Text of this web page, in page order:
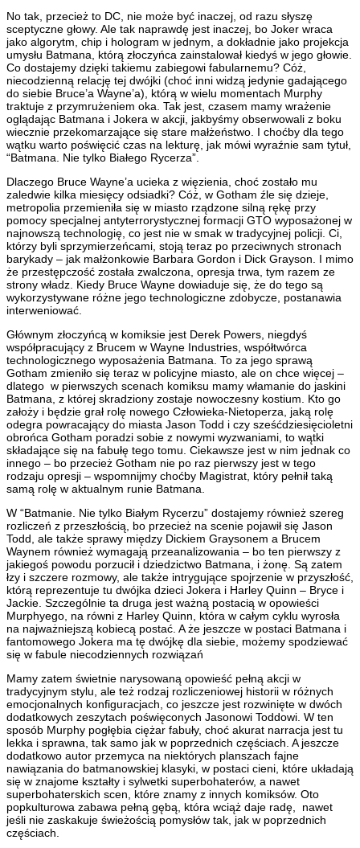
No tak, przecież to DC, nie może być inaczej, od razu słyszę
sceptyczne głowy. Ale tak naprawdę jest inaczej, bo Joker wraca
jako algorytm, chip i hologram w jednym, a dokładnie jako projekcja
umysłu Batmana, którą złoczyńca zainstalował kiedyś w jego głowie.
Co dostajemy dzięki takiemu zabiegowi fabularnemu? Cóż,
niecodzienną relację tej dwójki (choć inni widzą jedynie gadającego
do siebie Bruce’a Wayne’a), którą w wielu momentach Murphy
traktuje z przymrużeniem oka. Tak jest, czasem mamy wrażenie
oglądając Batmana i Jokera w akcji, jakbyśmy obserwowali z boku
wiecznie przekomarzające się stare małżeństwo. I choćby dla tego
wątku warto poświęcić czas na lekturę, jak mówi wyraźnie sam tytuł,
“Batmana. Nie tylko Białego Rycerza”.
Dlaczego Bruce Wayne’a ucieka z więzienia, choć zostało mu
zaledwie kilka miesięcy odsiadki? Cóż, w Gotham źle się dzieje,
metropolia przemieniła się w miasto rządzone silną rękę przy
pomocy specjalnej antyterrorystycznej formacji GTO wyposażonej w
najnowszą technologię, co jest nie w smak w tradycyjnej policji. Ci,
którzy byli sprzymierzeńcami, stoją teraz po przeciwnych stronach
barykady – jak małżonkowie Barbara Gordon i Dick Grayson. I mimo
że przestępczość została zwalczona, opresja trwa, tym razem ze
strony władz. Kiedy Bruce Wayne dowiaduje się, że do tego są
wykorzystywane różne jego technologiczne zdobycze, postanawia
interweniować.
Głównym złoczyńcą w komiksie jest Derek Powers, niegdyś
współpracujący z Brucem w Wayne Industries, współtwórca
technologicznego wyposażenia Batmana. To za jego sprawą
Gotham zmieniło się teraz w policyjne miasto, ale on chce więcej –
dlatego w pierwszych scenach komiksu mamy włamanie do jaskini
Batmana, z której skradziony zostaje nowoczesny kostium. Kto go
założy i będzie grał rolę nowego Człowieka-Nietoperza, jaką rolę
odegra powracający do miasta Jason Todd i czy sześćdziesięcioletni
obrońca Gotham poradzi sobie z nowymi wyzwaniami, to wątki
składające się na fabułę tego tomu. Ciekawsze jest w nim jednak co
innego – bo przecież Gotham nie po raz pierwszy jest w tego
rodzaju opresji – wspomnijmy choćby Magistrat, który pełnił taką
samą rolę w aktualnym runie Batmana.
W “Batmanie. Nie tylko Białym Rycerzu” dostajemy również szereg
rozliczeń z przeszłością, bo przecież na scenie pojawił się Jason
Todd, ale także sprawy między Dickiem Graysonem a Brucem
Waynem również wymagają przeanalizowania – bo ten pierwszy z
jakiegoś powodu porzucił i dziedzictwo Batmana, i żonę. Są zatem
łzy i szczere rozmowy, ale także intrygujące spojrzenie w przyszłość,
którą reprezentuje tu dwójka dzieci Jokera i Harley Quinn – Bryce i
Jackie. Szczególnie ta druga jest ważną postacią w opowieści
Murphyego, na równi z Harley Quinn, która w całym cyklu wyrosła
na najważniejszą kobiecą postać. A że jeszcze w postaci Batmana i
fantomowego Jokera ma tę dwójkę dla siebie, możemy spodziewać
się w fabule niecodziennych rozwiązań
Mamy zatem świetnie narysowaną opowieść pełną akcji w
tradycyjnym stylu, ale też rodzaj rozliczeniowej historii w różnych
emocjonalnych konfiguracjach, co jeszcze jest rozwinięte w dwóch
dodatkowych zeszytach poświęconych Jasonowi Toddowi. W ten
sposób Murphy pogłębia ciężar fabuły, choć akurat narracja jest tu
lekka i sprawna, tak samo jak w poprzednich częściach. A jeszcze
dodatkowo autor przemyca na niektórych planszach fajne
nawiązania do batmanowskiej klasyki, w postaci cieni, które układają
się w znajome kształty i sylwetki superbohaterów, a nawet
superbohaterskich scen, które znamy z innych komiksów. Oto
popkulturowa zabawa pełną gębą, która wciąż daje radę, nawet
jeśli nie zaskakuje świeżością pomysłów tak, jak w poprzednich
częściach.